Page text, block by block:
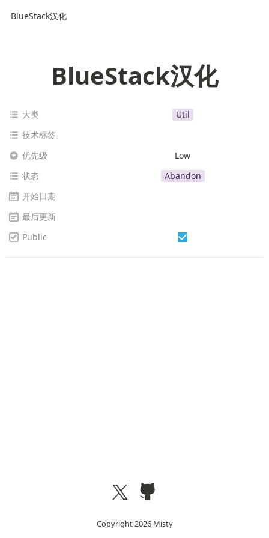
BlueStack汉化
BlueStack汉化
大类
Util
技术标签
优先级
Low
状态
Abandon
开始日期
最后更新
Public
Copyright2026 Misty